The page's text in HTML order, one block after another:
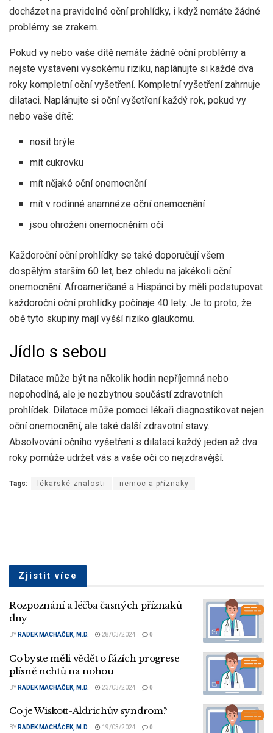
docházet na pravidelné oční prohlídky, i když nemáte žádné
problémy se zrakem.
Pokud vy nebo vaše dítě nemáte žádné oční problémy a
nejste vystaveni vysokému riziku, naplánujte si každé dva
roky kompletní oční vyšetření. Kompletní vyšetření zahrnuje
dilataci. Naplánujte si oční vyšetření každý rok, pokud vy
nebo vaše dítě:
nosit brýle
mít cukrovku
mít nějaké oční onemocnění
mít v rodinné anamnéze oční onemocnění
jsou ohroženi onemocněním očí
Každoroční oční prohlídky se také doporučují všem
dospělým starším 60 let, bez ohledu na jakékoli oční
onemocnění. Afroameričané a Hispánci by měli podstupovat
každoroční oční prohlídky počínaje 40 lety. Je to proto, že
obě tyto skupiny mají vyšší riziko glaukomu.
Jídlo s sebou
Dilatace může být na několik hodin nepříjemná nebo
nepohodlná, ale je nezbytnou součástí zdravotních
prohlídek. Dilatace může pomoci lékaři diagnostikovat nejen
oční onemocnění, ale také další zdravotní stavy.
Absolvování očního vyšetření s dilatací každý jeden až dva
roky pomůže udržet vás a vaše oči co nejzdravější.
Tags: lékařské znalosti nemoc a příznaky
Zjistit více
Rozpoznání a léčba časných příznaků
dny
BY RADEK MACHÁČEK, M.D. 28/03/2024 0
Co byste měli vědět o fázích progrese
plísně nehtů na nohou
BY RADEK MACHÁČEK, M.D. 23/03/2024 0
Co je Wiskott-Aldrichův syndrom?
BY RADEK MACHÁČEK, M.D. 19/03/2024 0